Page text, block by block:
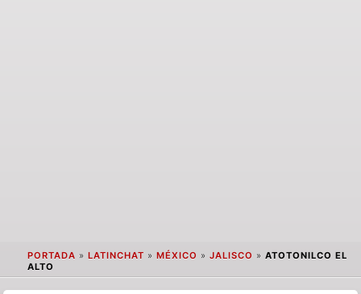
PORTADA » LATINCHAT » MÉXICO » JALISCO » ATOTONILCO EL
ALTO